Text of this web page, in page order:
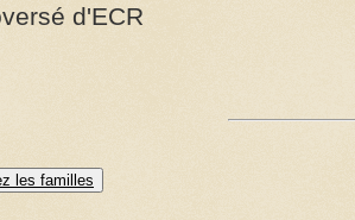
d'ECR
les familles